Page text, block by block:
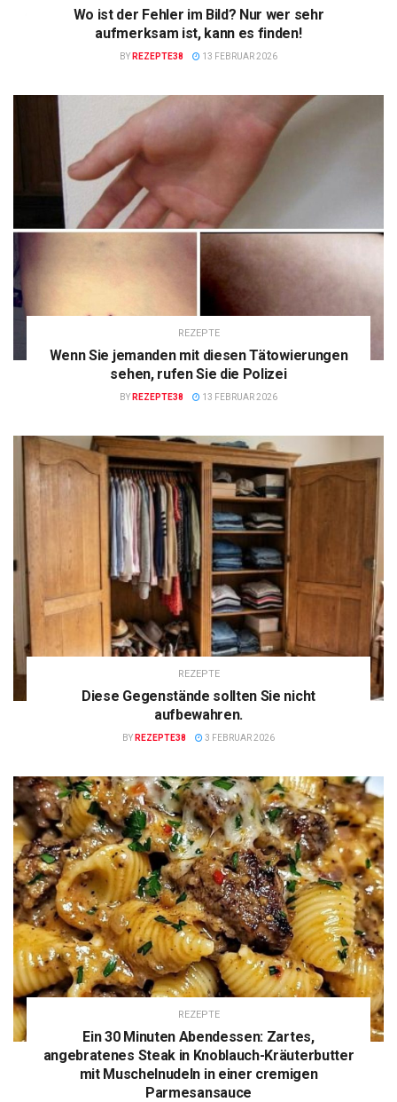
Wo ist der Fehler im Bild? Nur wer sehr
aufmerksam ist, kann es finden!
BY REZEPTE38 13 FEBRUAR 2026
REZEPTE
Wenn Sie jemanden mit diesen Tätowierungen
sehen, rufen Sie die Polizei
BY REZEPTE38 13 FEBRUAR 2026
REZEPTE
Diese Gegenstände sollten Sie nicht
aufbewahren.
BY REZEPTE38 3 FEBRUAR 2026
REZEPTE
Ein 30 Minuten Abendessen: Zartes,
angebratenes Steak in Knoblauch-Kräuterbutter
mit Muschelnudeln in einer cremigen
Parmesansauce